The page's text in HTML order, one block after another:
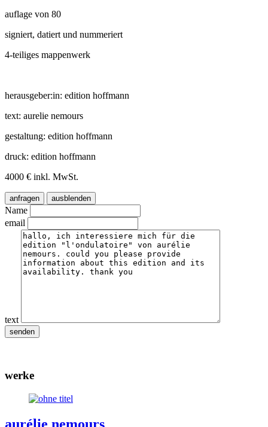
auflage von 80
signiert, datiert und nummeriert
4-teiliges mappenwerk
herausgeber:in: edition hoffmann
text: aurelie nemours
gestaltung: edition hoffmann
druck: edition hoffmann
4000 € inkl. MwSt.
anfragen ausblenden
Name
email
text
werke